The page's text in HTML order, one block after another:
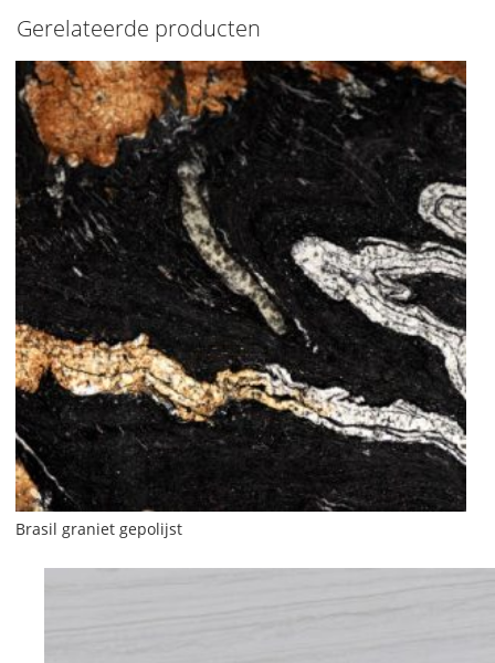
Gerelateerde producten
Brasil graniet gepolijst